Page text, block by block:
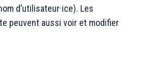
d’utilisateur·ice). Les
peuvent aussi voir et modifier